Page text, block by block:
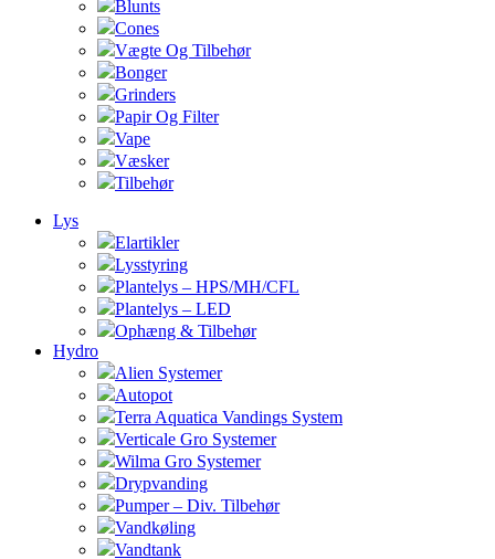
Blunts
Cones
Vægte Og Tilbehør
Bonger
Grinders
Papir Og Filter
Vape
Væsker
Tilbehør
Lys
Elartikler
Lysstyring
Plantelys – HPS/MH/CFL
Plantelys – LED
Ophæng & Tilbehør
Hydro
Alien Systemer
Autopot
Terra Aquatica Vandings System
Verticale Gro Systemer
Wilma Gro Systemer
Drypvanding
Pumper – Div. Tilbehør
Vandkøling
Vandtank